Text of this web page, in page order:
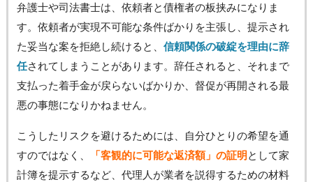
弁護士や司法書士は、依頼者と債権者の板挟みになりま
す。依頼者が実現不可能な条件ばかりを主張し、提示され
た妥当な案を拒絶し続けると、 信頼関係の破綻を理由に辞
任されてしまうことがあります。辞任されると、それまで
支払った着手金が戻らないばかりか、督促が再開される最
悪の事態になりかねません。
こうしたリスクを避けるためには、自分ひとりの希望を通
すのではなく、
「客観的に可能な返済額」の証明 として家
計簿を提示するなど、代理人が業者を説得するための材料